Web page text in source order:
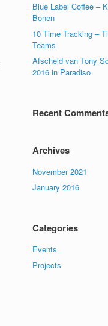
Blue Label Coffee –
Bonen
10 Time Tracking –
Teams
Afscheid van Tony
2016 in Paradiso
Recent
Archives
November 2021
January 2016
Categories
Events
Projects